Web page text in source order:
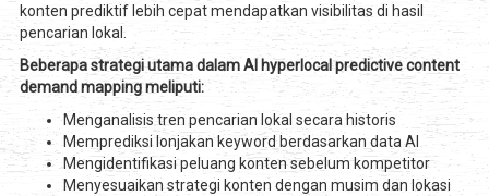
konten prediktif lebih cepat mendapatkan visibilitas di hasil
pencarian lokal.
Beberapa strategi utama dalam AI hyperlocal predictive content
demand mapping meliputi:
Menganalisis tren pencarian lokal secara historis
Memprediksi lonjakan keyword berdasarkan data AI
Mengidentifikasi peluang konten sebelum kompetitor
Menyesuaikan strategi konten dengan musim dan lokasi